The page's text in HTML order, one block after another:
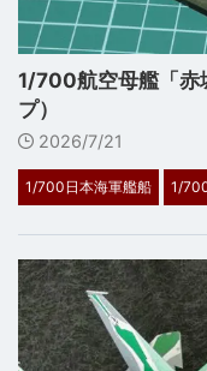
1/700航空母艦「赤
プ）
2026/7/21
1/700日本海軍艦船 1/